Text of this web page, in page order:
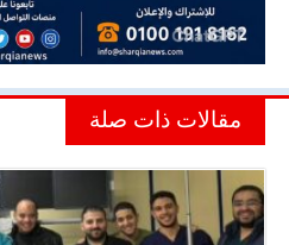
مقالات ذات صلة